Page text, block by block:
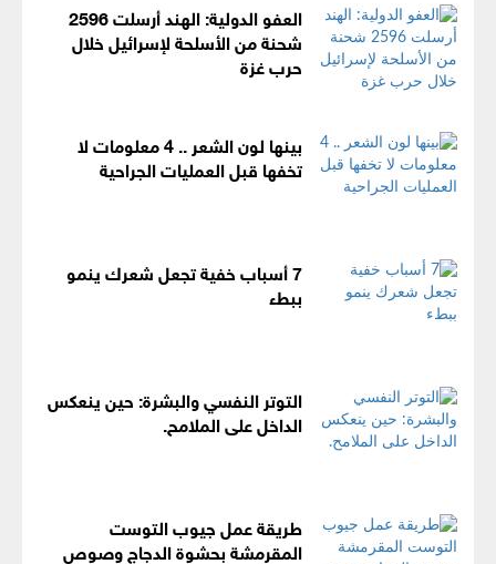
العفو الدولية: الهند أرسلت 2596
شحنة من الأسلحة لإسرائيل خلال
حرب غزة
بينها لون الشعر .. 4 معلومات لا
تخفها قبل العمليات الجراحية
7 أسباب خفية تجعل شعرك ينمو
ببطء
التوتر النفسي والبشرة: حين ينعكس
الداخل على الملامح.
طريقة عمل جيوب التوست
المقرمشة بحشوة الدجاج وصوص